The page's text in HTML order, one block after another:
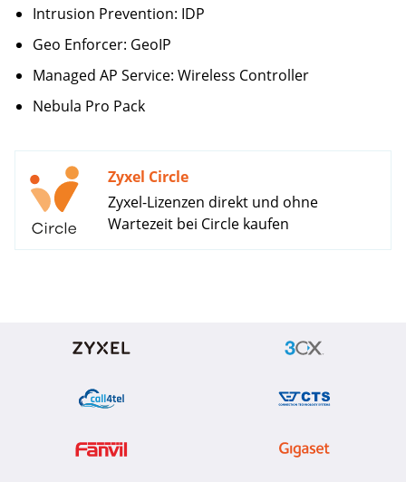
Intrusion Prevention: IDP
Geo Enforcer: GeoIP
Managed AP Service: Wireless Controller
Nebula Pro Pack
Zyxel Circle
Zyxel-Lizenzen direkt und ohne
Wartezeit bei Circle kaufen